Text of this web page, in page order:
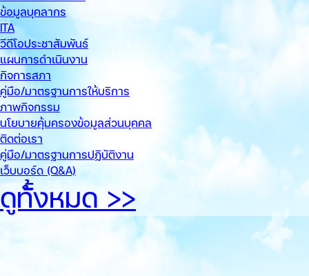
ข้อมูลบุคลากร
ITA
วีดีโอประชาสัมพันธ์
แผนการดำเนินงาน
กิจการสภา
คู่มือ/มาตรฐานการให้บริการ
ภาพกิจกรรม
นโยบายคุ้มครองข้อมูลส่วนบุคคล
ติดต่อเรา
คู่มือ/มาตรฐานการปฏิบัติงาน
เว็บบอร์ด (Q&A)
ดูทั้้งหมด >>